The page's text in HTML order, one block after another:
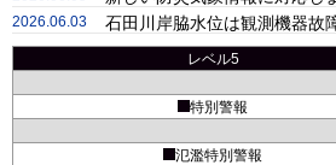
2026.06.03 石田川岸脇水位は観測機器故
レベル5
特別警報
氾濫特別警報